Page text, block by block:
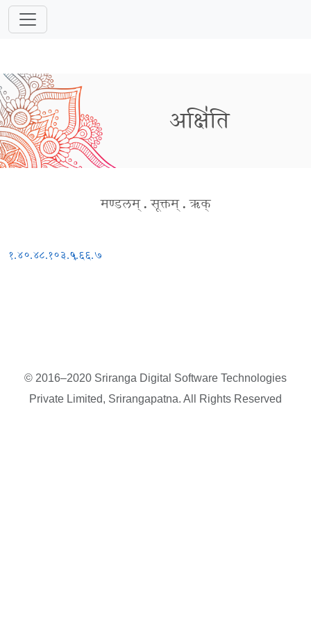
अक्षि॑ति
मण्डलम् . सूक्तम् . ऋक्
१.४०.४८.१०३.५९.६६.७
© 2016–2020 Sriranga Digital Software Technologies
Private Limited, Srirangapatna. All Rights Reserved